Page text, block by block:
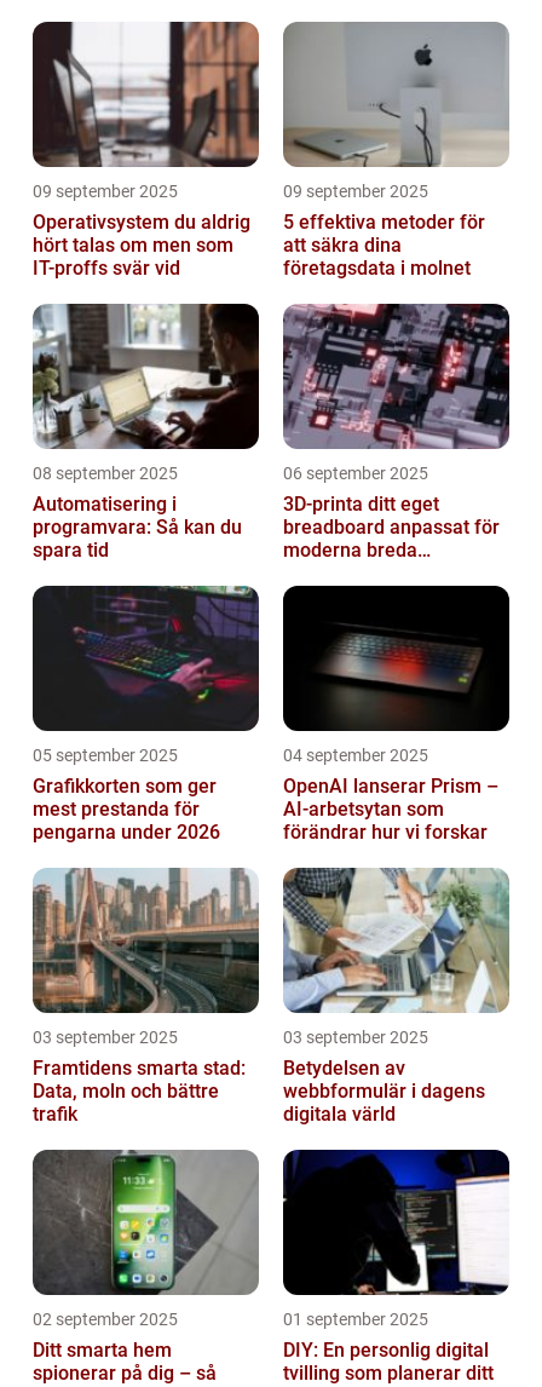
09 september 2025
Operativsystem du aldrig
hört talas om men som
IT-proffs svär vid
09 september 2025
5 effektiva metoder för
att säkra dina
företagsdata i molnet
08 september 2025
Automatisering i
programvara: Så kan du
spara tid
06 september 2025
3D-printa ditt eget
breadboard anpassat för
moderna breda
05 september 2025
Grafikkorten som ger
mest prestanda för
pengarna under 2026
04 september 2025
OpenAI lanserar Prism –
AI-arbetsytan som
förändrar hur vi forskar
03 september 2025
Framtidens smarta stad:
Data, moln och bättre
trafik
03 september 2025
Betydelsen av
webbformulär i dagens
digitala värld
02 september 2025
Ditt smarta hem
spionerar på dig – så
01 september 2025
DIY: En personlig digital
tvilling som planerar ditt